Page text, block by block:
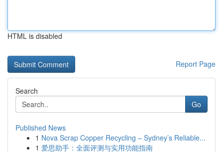
HTML is disabled
Report Page
Search
Go
Published News
1 Nova Scrap Copper Recycling – Sydney’s Reliable...
1 爱思助手：全面评测与实用功能指南